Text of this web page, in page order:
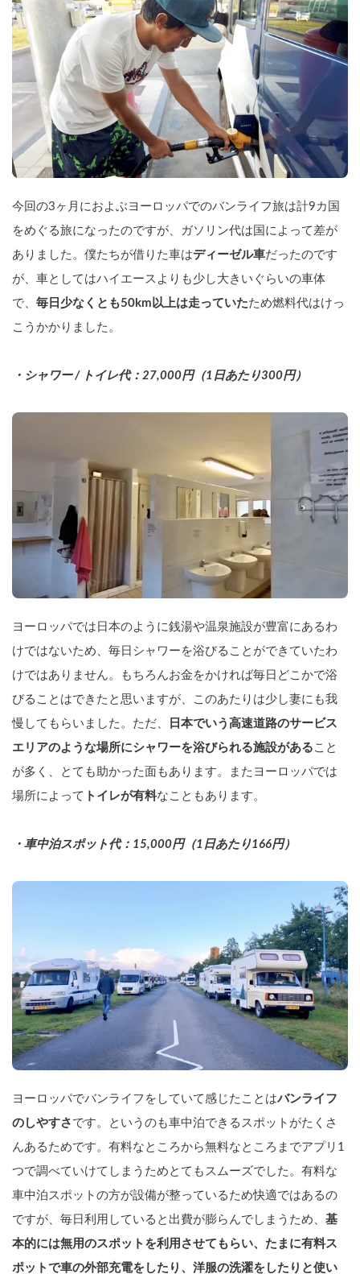
今回の3ヶ月におよぶヨーロッパでのバンライフ旅は計9カ国
をめぐる旅になったのですが、ガソリン代は国によって差が
ありました。僕たちが借りた車はディーゼル車だったのです
が、車としてはハイエースよりも少し大きいぐらいの車体
で、 毎日少なくとも50km以上は走っていたため燃料代はけっ
こうかかりました。
・シャワー / トイレ代：27,000円（1日あたり300円）
ヨーロッパでは日本のように銭湯や温泉施設が豊富にあるわ
けではないため、毎日シャワーを浴びることができていたわ
けではありません。もちろんお金をかければ毎日どこかで浴
びることはできたと思いますが、このあたりは少し妻にも我
慢してもらいました。ただ、
日本でいう高速道路のサービス
エリアのような場所にシャワーを浴びられる施設がある こと
が多く、とても助かった面もあります。またヨーロッパでは
場所によって トイレが有料なこともあります。
・車中泊スポット代：15,000円（1日あたり166円）
ヨーロッパでバンライフをしていて感じたことはバンライフ
のしやすさ です。というのも車中泊できるスポットがたくさ
んあるためです。有料なところから無料なところまでアプリ1
つで調べていけてしまうためとてもスムーズでした。有料な
車中泊スポットの方が設備が整っているため快適ではあるの
ですが、毎日利用していると出費が膨らんでしまうため、 基
本的には無用のスポットを利用させてもらい、たまに有料ス
ポットで車の外部充電をしたり、洋服の洗濯をしたりと使い